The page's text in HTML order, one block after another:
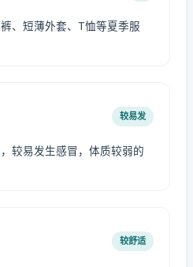
、短薄外套、T恤等夏季服
较易发
较易发生感冒，体质较弱的
较舒适